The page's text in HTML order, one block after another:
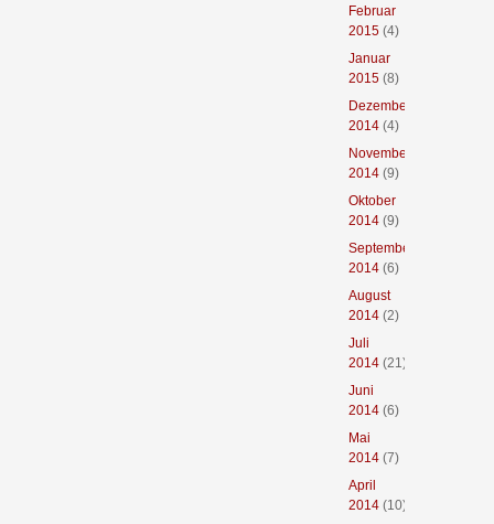
Februar
2015(4)
Januar
2015(8)
Dezember
2014(4)
November
2014(9)
Oktober
2014(9)
September
2014(6)
August
2014(2)
Juli
2014(21)
Juni
2014(6)
Mai
2014(7)
April
2014(10)